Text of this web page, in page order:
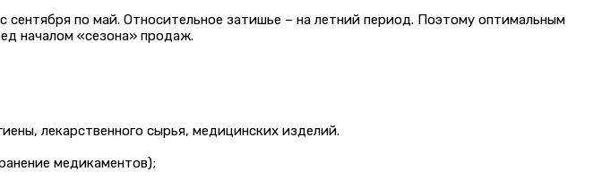
по май. Относительное затишье – на летний период. Поэтому оптимальным
началом «сезона» продаж.
лекарственного сырья, медицинских изделий.
медикаментов);